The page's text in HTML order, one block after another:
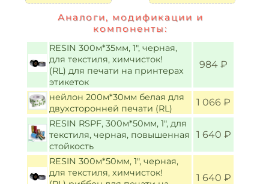
Аналоги, модификации и
компоненты:
RESIN 300м*35мм, 1", черная,
для текстиля, химчисток!
(RL) для печати на принтерах
этикеток
984 ₽
нейлон 200м*30мм белая для
двухсторонней печати (RL)
1 066 ₽
RESIN RSPF, 300м*50мм, 1", для
текстиля, черная, повышенная
стойкость
1 640 ₽
RESIN 300м*50мм, 1", черная,
для текстиля, химчисток!
1 640 ₽